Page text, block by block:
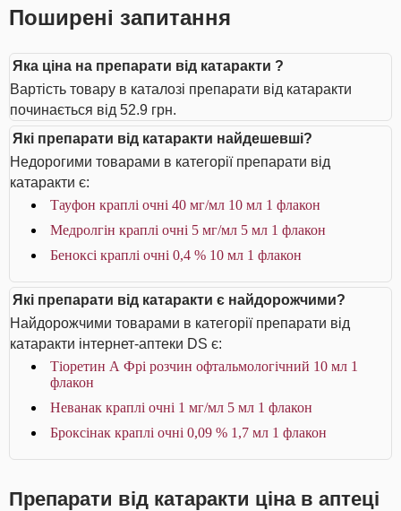
Поширені запитання
Яка ціна на препарати від катаракти ?
Вартість товару в каталозі препарати від катаракти
починається від 52.9 грн.
Які препарати від катаракти найдешевші?
Недорогими товарами в категорії препарати від
катаракти є:
Тауфон краплі очні 40 мг/мл 10 мл 1 флакон
Медролгін краплі очні 5 мг/мл 5 мл 1 флакон
Беноксі краплі очні 0,4 % 10 мл 1 флакон
Які препарати від катаракти є найдорожчими?
Найдорожчими товарами в категорії препарати від
катаракти інтернет-аптеки DS є:
Тіоретин А Фрі розчин офтальмологічний 10 мл 1
флакон
Неванак краплі очні 1 мг/мл 5 мл 1 флакон
Броксінак краплі очні 0,09 % 1,7 мл 1 флакон
Препарати від катаракти ціна в аптеці